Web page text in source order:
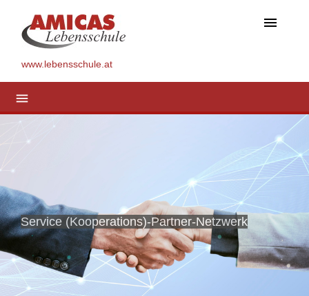
menu
www.lebensschule.at
menu
Service (Kooperations)-Partner-Netzwerk